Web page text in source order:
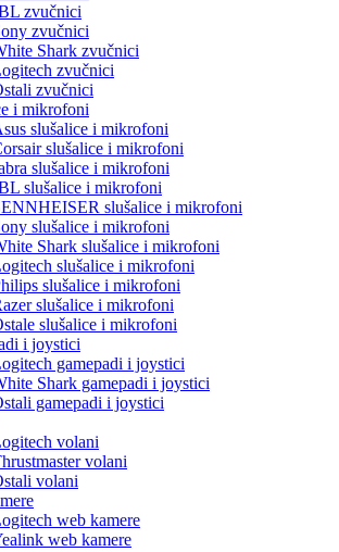
zvučnici
zvučnici
Shark zvučnici
zvučnici
zvučnici
i mikrofoni
slušalice i mikrofoni
slušalice i mikrofoni
slušalice i mikrofoni
slušalice i mikrofoni
slušalice i mikrofoni
slušalice i mikrofoni
Shark slušalice i mikrofoni
slušalice i mikrofoni
slušalice i mikrofoni
slušalice i mikrofoni
slušalice i mikrofoni
i joystici
gamepadi i joystici
Shark gamepadi i joystici
gamepadi i joystici
volani
volani
volani
web kamere
web kamere